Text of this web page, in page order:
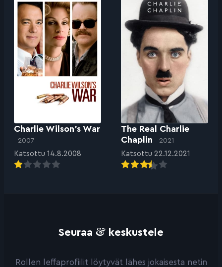
Charlie Wilson’s War
2007
Katsottu 14.8.2008
The Real Charlie
Chaplin
2021
Katsottu 22.12.2021
Seuraa & keskustele
Rollen leffaprofiilit löytyvät lähes jokaisesta netin